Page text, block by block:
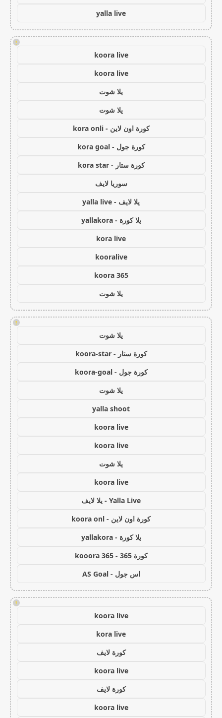
yalla live
!
koora live
koora live
يلا شوت
يلا شوت
كورة اون لاين - kora onli
كورة جول - kora goal
كورة ستار - kora star
سوريا لايف
يلا لايف - yalla live
يلا كورة - yallakora
kora live
kooralive
koora 365
يلا شوت
!
يلا شوت
كورة ستار - koora-star
كورة جول - koora-goal
يلا شوت
yalla shoot
koora live
koora live
يلا شوت
koora live
Yalla Live - يلا لايف
كورة اون لاين - koora onl
يلا كورة - yallakora
كورة 365 - kooora 365
اس جول - AS Goal
!
koora live
kora live
كورة لايف
koora live
كورة لايف
koora live